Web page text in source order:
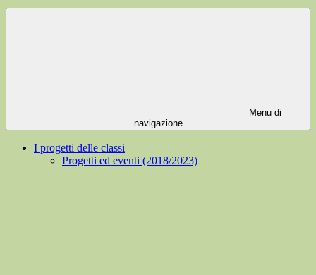
Menu di
navigazione
I progetti delle classi
Progetti ed eventi (2018/2023)